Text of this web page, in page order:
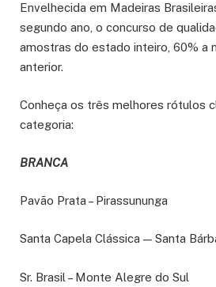
Envelhecida em Madeiras
segundo ano, o concurso de
amostras do estado inteiro, 60% a
anterior.
Conheça os três melhores rótulos
categoria:
BRANCA
Pavão Prata – Pirassununga
Santa Capela Clássica — Santa
Sr. Brasil – Monte Alegre do Sul